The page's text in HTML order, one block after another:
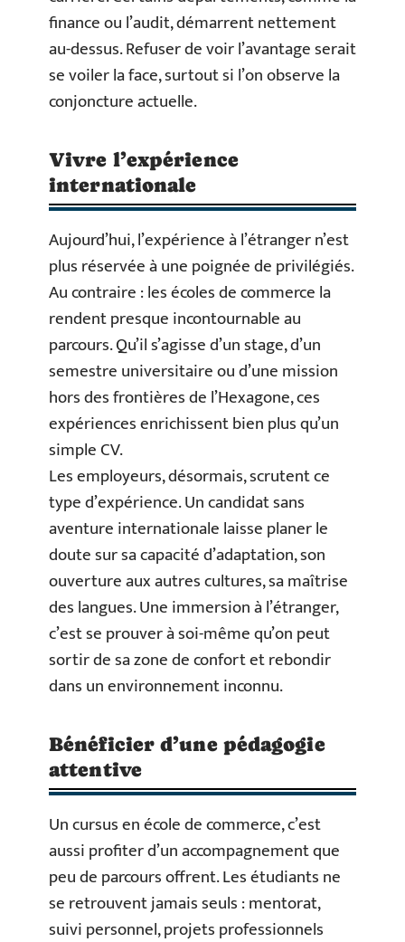
finance ou l’audit, démarrent nettement
au-dessus. Refuser de voir l’avantage serait
se voiler la face, surtout si l’on observe la
conjoncture actuelle.
Vivre l’expérience
internationale
Aujourd’hui, l’expérience à l’étranger n’est
plus réservée à une poignée de privilégiés.
Au contraire : les écoles de commerce la
rendent presque incontournable au
parcours. Qu’il s’agisse d’un stage, d’un
semestre universitaire ou d’une mission
hors des frontières de l’Hexagone, ces
expériences enrichissent bien plus qu’un
simple CV.
Les employeurs, désormais, scrutent ce
type d’expérience. Un candidat sans
aventure internationale laisse planer le
doute sur sa capacité d’adaptation, son
ouverture aux autres cultures, sa maîtrise
des langues. Une immersion à l’étranger,
c’est se prouver à soi-même qu’on peut
sortir de sa zone de confort et rebondir
dans un environnement inconnu.
Bénéficier d’une pédagogie
attentive
Un cursus en école de commerce, c’est
aussi profiter d’un accompagnement que
peu de parcours offrent. Les étudiants ne
se retrouvent jamais seuls : mentorat,
suivi personnel, projets professionnels